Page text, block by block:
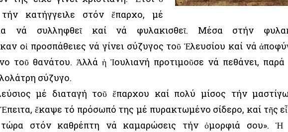
τήν κατήγγειλε στόν ἔπαρχο, μέ
νά συλληφθεῖ καί νά φυλακισθεῖ. Μέσα στήν
οἱ προσπάθειες νά γίνει σύζυγος τοῦ Ἐλευσίου καί νά
τοῦ θανάτου. Ἀλλά ἡ Ἰουλιανή προτιμοῦσε νά πεθάνει, παρά
σύζυγο.
μέ διαταγή τοῦ ἔπαρχου καί πολύ μίσος τήν
ἔκαψε τό πρόσωπό της μέ πυρακτωμένο σίδερο, καί τῆς
τώρα στόν καθρέπτη νά καμαρώσεις τήν ὀμορφιά σου». Ἡ